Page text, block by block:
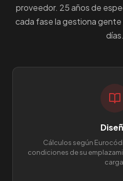
proveedor. 25 años de
cada fase la gestiona
días.
Cálculos según
condiciones de su
carga.